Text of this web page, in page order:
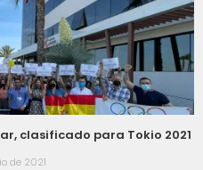
clasificado para Tokio 2021
de 2021